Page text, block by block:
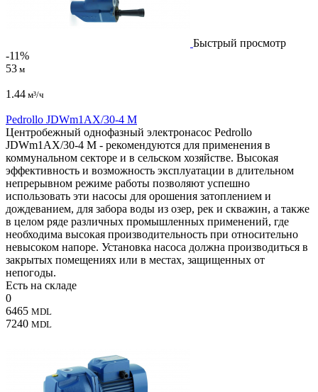
Быстрый просмотр
-11%
53 м
1.44 м³/ч
Pedrollo JDWm1AX/30-4 M
Центробежный однофазный электронасос Pedrollo
JDWm1AX/30-4 M - рекомендуются для применения в
коммунальном секторе и в сельском хозяйстве. Высокая
эффективность и возможность эксплуатации в длительном
непрерывном режиме работы позволяют успешно
использовать эти насосы для орошения затоплением и
дождеванием, для забора воды из озер, рек и скважин, а также
в целом ряде различных промышленных применений, где
необходима высокая производительность при относительно
невысоком напоре. Установка насоса должна производиться в
закрытых помещениях или в местах, защищенных от
непогоды.
Есть на складе
0
6465 MDL
7240 MDL